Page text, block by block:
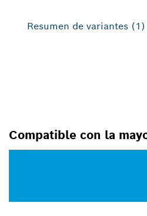
Resumen de variantes (1)
Compatible con la